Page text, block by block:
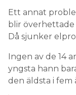
Ett annat
blir överhettade
Då sjunker
Ingen av de 14
yngsta hann
den äldsta i fem